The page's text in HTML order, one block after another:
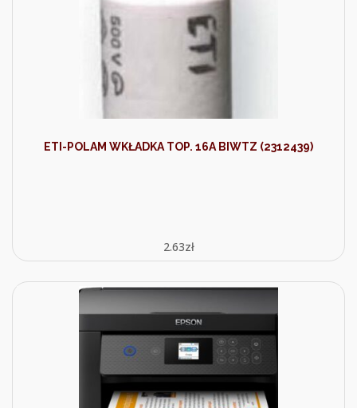
ETI-POLAM WKŁADKA TOP. 16A BIWTZ (2312439)
2.63zł